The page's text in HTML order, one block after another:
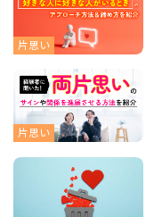
片思い
片思い